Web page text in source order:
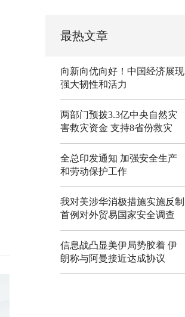
最热文章
向新向优向好！中国经济展现
强大韧性和活力
两部门预拨3.3亿中央自然灾
害救灾资金 支持8省份救灾
全总印发通知 加强安全生产
和劳动保护工作
我对美涉华消极措施实施反制
首例对外贸易国家安全调查
信息战凸显美伊局势胶着 伊
朗称与阿曼接近达成协议